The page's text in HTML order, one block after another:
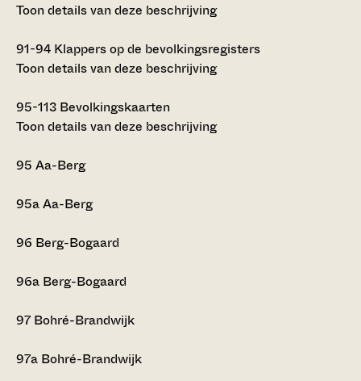
Toon details van deze beschrijving
91-94 Klappers op de bevolkingsregisters
Toon details van deze beschrijving
95-113 Bevolkingskaarten
Toon details van deze beschrijving
95 Aa-Berg
95aAa-Berg
96 Berg-Bogaard
96a Berg-Bogaard
97 Bohré-Brandwijk
97a Bohré-Brandwijk